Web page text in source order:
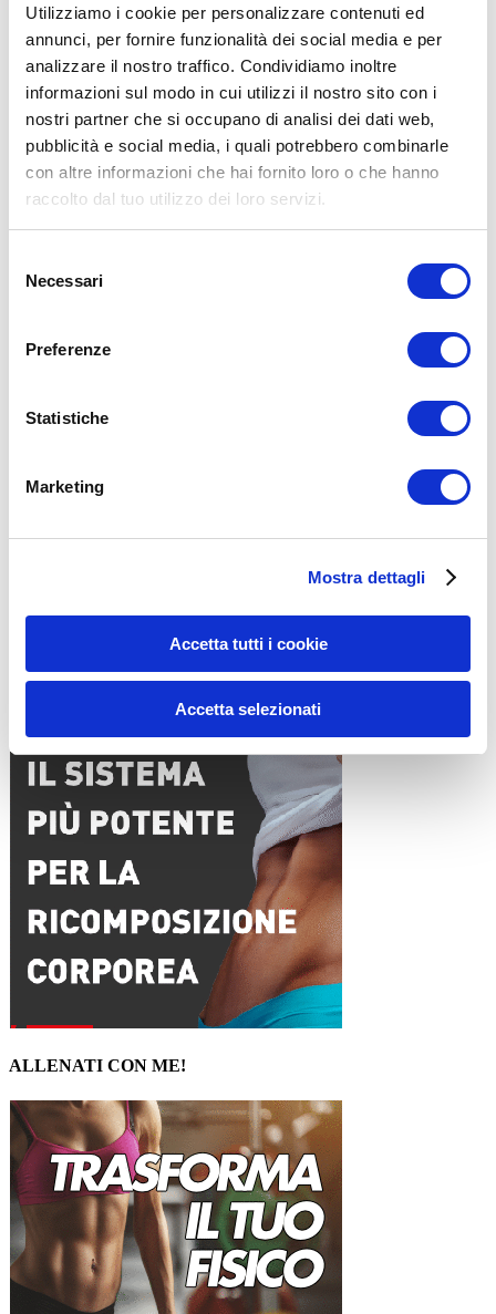
Utilizziamo i cookie per personalizzare contenuti ed
annunci, per fornire funzionalità dei social media e per
analizzare il nostro traffico. Condividiamo inoltre
informazioni sul modo in cui utilizzi il nostro sito con i
nostri partner che si occupano di analisi dei dati web,
pubblicità e social media, i quali potrebbero combinarle
con altre informazioni che hai fornito loro o che hanno
raccolto dal tuo utilizzo dei loro servizi.
delNecessari
Preferenze
Statistiche
Marketing
Mostra dettagli
Accetta tutti i cookie
Accetta selezionati
il trx, e con altri attrezzi può causare infortuni, si consiglia pertanto
di prestare la massima attenzione e di eseguire esercizi e
metodologie adatte al proprio livello di forma. Consultare il proprio
medico di fiducia prima di intraprendere qualsiasi forma di attività
fisica o regime alimentare.
Condividi:
X
Facebook
allenamentoordine esercizi
15WORKOUT SCARICA ORA
ALLENATI CON ME!